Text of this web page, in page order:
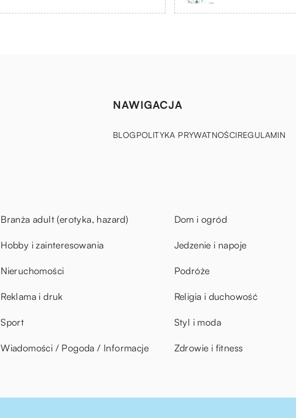
NAWIGACJA
BLOGPOLITYKA PRYWATNOŚCIREGULAMIN
Branża adult (erotyka, hazard) Dom i ogród
Hobby i zainteresowania Jedzenie i napoje
Nieruchomości Podróże
Reklama i druk Religia i duchowość
Sport Styl i moda
Wiadomości / Pogoda / Informacje Zdrowie i fitness